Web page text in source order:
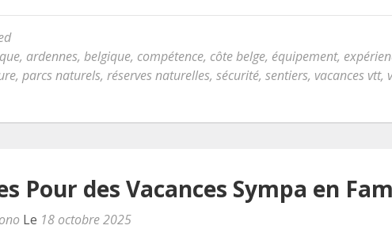
, ardennes, belgique, compétence, côte belge, équipement,
, parcs naturels, réserves naturelles, sécurité, sentiers, vacances vtt,
Pour des Vacances Sympa en
Le 18 octobre 2025